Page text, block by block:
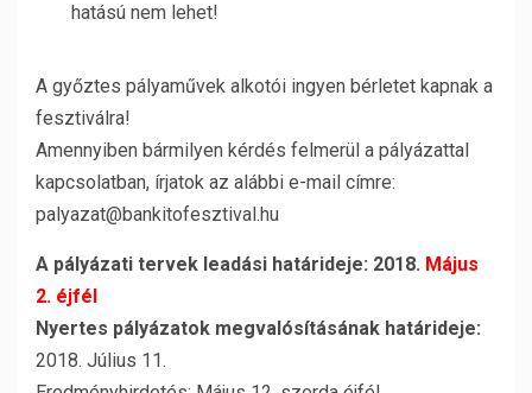
hatású nem lehet!
A győztes pályaművek alkotói ingyen bérletet kapnak a
fesztiválra!
Amennyiben bármilyen kérdés felmerül a pályázattal
kapcsolatban, írjatok az alábbi e-mail címre:
palyazat@bankitofesztival.hu
A pályázati tervek leadási határideje: 2018. Május
2. éjfél
Nyertes pályázatok megvalósításának határideje:
2018. Július 11.